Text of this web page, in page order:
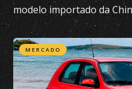
modelo importado da
mercado brasileiro
MERCADO